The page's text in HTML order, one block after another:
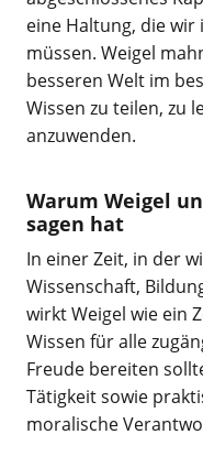
eine Haltung, die
müssen. Weigel
besseren Welt im
Wissen zu teilen, zu
anzuwenden.
Warum Weigel
sagen hat
In einer Zeit, in der
Wissenschaft,
wirkt Weigel wie ein
Wissen für alle
Freude bereiten
Tätigkeit sowie
moralische